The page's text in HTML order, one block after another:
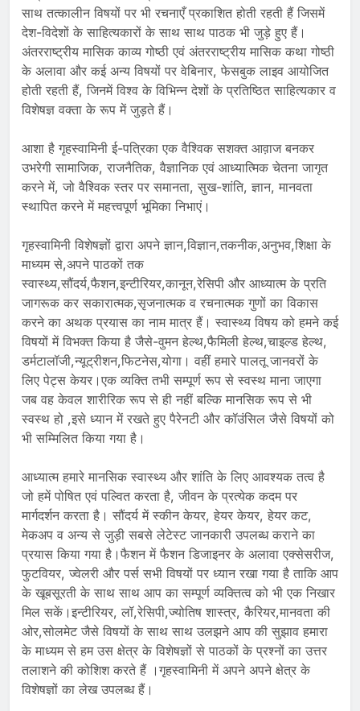
साथ तत्कालीन विषयों पर भी रचनाएँ प्रकाशित होती रहती हैं जिसमें
देश-विदेशों के साहित्यकारों के साथ साथ पाठक भी जुड़े हुए हैं।
अंतरराष्ट्रीय मासिक काव्य गोष्ठी एवं अंतरराष्ट्रीय मासिक कथा गोष्ठी
के अलावा और कई अन्य विषयों पर वेबिनार, फेसबुक लाइव आयोजित
होती रहती हैं, जिनमें विश्व के विभिन्न देशों के प्रतिष्ठित साहित्यकार व
विशेषज्ञ वक्ता के रूप में जुड़ते हैं।
आशा है गृहस्वामिनी ई-पत्रिका एक वैश्विक सशक्त आव़ाज बनकर
उभरेगी सामाजिक, राजनैतिक, वैज्ञानिक एवं आध्यात्मिक चेतना जागृत
करने में, जो वैश्विक स्तर पर समानता, सुख-शांति, ज्ञान, मानवता
स्थापित करने में महत्त्वपूर्ण भूमिका निभाएं।
गृहस्वामिनी विशेषज्ञों द्वारा अपने ज्ञान,विज्ञान,तकनीक,अनुभव,शिक्षा के
माध्यम से,अपने पाठकों तक
स्वास्थ्य,सौंदर्य,फैशन,इन्टीरियर,कानून,रेसिपी और आध्यात्म के प्रति
जागरूक कर सकारात्मक,सृजनात्मक व रचनात्मक गुणों का विकास
करने का अथक प्रयास का नाम मात्र हैं। स्वास्थ्य विषय को हमने कई
विषयों में विभक्त किया है जैसे-वुमन हेल्थ,फैमिली हेल्थ,चाइल्ड हेल्थ,
डर्मटालॉजी,न्यूट्रीशन,फिटनेस,योगा। वहीं हमारे पालतू जानवरों के
लिए पेट्स केयर।एक व्यक्ति तभी सम्पूर्ण रूप से स्वस्थ माना जाएगा
जब वह केवल शारीरिक रूप से ही नहीं बल्कि मानसिक रूप से भी
स्वस्थ हो ,इसे ध्यान में रखते हुए पैरेनटी और कॉउंसिल जैसे विषयों को
भी सम्मिलित किया गया है।
आध्यात्म हमारे मानसिक स्वास्थ्य और शांति के लिए आवश्यक तत्व है
जो हमें पोषित एवं पल्वित करता है, जीवन के प्रत्येक कदम पर
मार्गदर्शन करता है। सौंदर्य में स्कीन केयर, हेयर केयर, हेयर कट,
मेकअप व अन्य से जुड़ी सबसे लेटेस्ट जानकारी उपलब्ध कराने का
प्रयास किया गया है।फैशन में फैशन डिजाइनर के अलावा एक्सेसरीज,
फुटवियर, ज्वेलरी और पर्स सभी विषयों पर ध्यान रखा गया है ताकि आप
के खूबसूरती के साथ साथ आप का सम्पूर्ण व्यक्तित्व को भी एक निखार
मिल सकें।इन्टीरियर, लॉ,रेसिपी,ज्योतिष शास्त्र, कैरियर,मानवता की
ओर,सोलमेट जैसे विषयों के साथ साथ उलझने आप की सुझाव हमारा
के माध्यम से हम उस क्षेत्र के विशेषज्ञों से पाठकों के प्रश्नों का उत्तर
तलाशने की कोशिश करते हैं ।गृहस्वामिनी में अपने अपने क्षेत्र के
विशेषज्ञों का लेख उपलब्ध हैं।